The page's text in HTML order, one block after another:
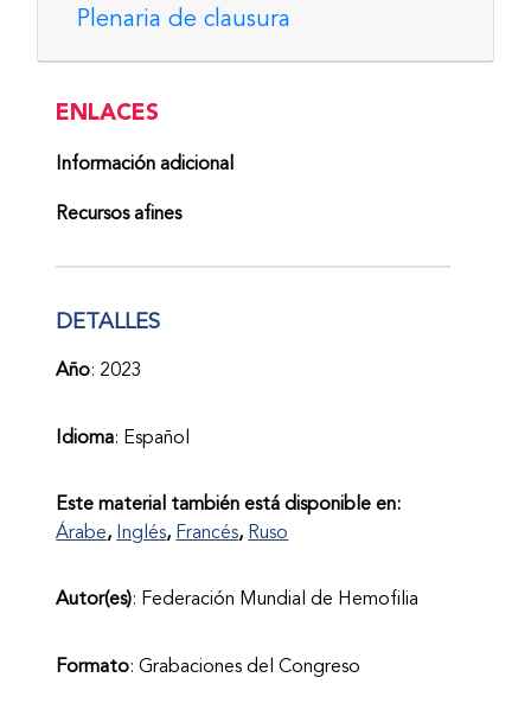
ENLACES
Información adicional
Recursos afines
DETALLES
Año: 2023
Idioma: Español
Este material también está disponible en:
Árabe
Inglés Francés Ruso
Autor(es): Federación Mundial de Hemofilia
Formato: Grabaciones del Congreso
Plenaria de clausura